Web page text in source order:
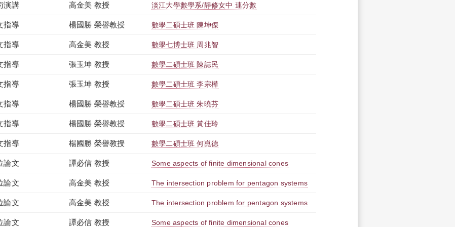
演講 高金美 教授 淡江大學數學系/靜修女中 連分數
指導 楊國勝 榮譽教授 數學二碩士班 陳坤傑
指導 高金美 教授 數學七博士班 周兆智
指導 張玉坤 教授 數學二碩士班 陳誌民
指導 張玉坤 教授 數學二碩士班 李宗樺
指導 楊國勝 榮譽教授 數學二碩士班 朱曉芬
指導 楊國勝 榮譽教授 數學二碩士班 黃佳玲
指導 楊國勝 榮譽教授 數學二碩士班 何崑德
論文 譚必信 教授 Some aspects of finite dimensional cones
論文 高金美 教授 The intersection problem for pentagon systems
論文 高金美 教授 The intersection problem for pentagon systems
論文 譚必信 教授 Some aspects of finite dimensional cones